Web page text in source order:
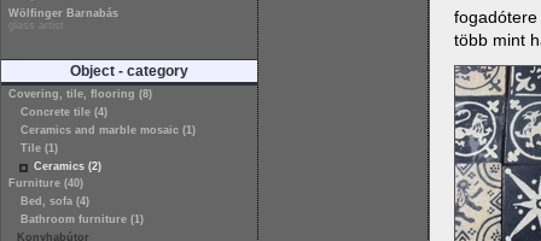
Wölfinger Barnabás
glass artist
Object - category
Covering, tile, flooring (8)
Concrete tile (4)
Ceramics and marble mosaic (1)
Tile (1)
Ceramics (2)
Furniture (40)
Bed, sofa (4)
Bathroom furniture (1)
Konyhabútor
több mint